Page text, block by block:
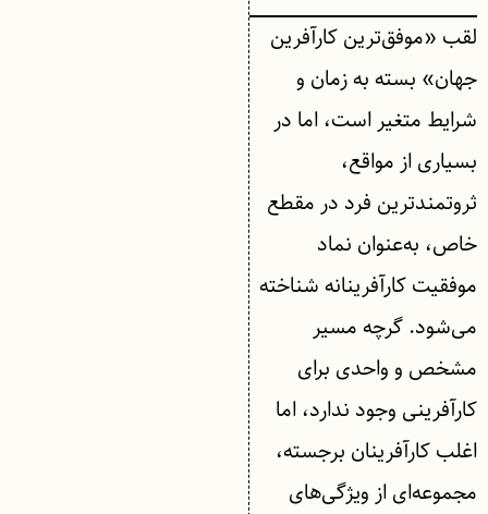
لقب «موفق‌ترین کارآفرین
جهان» بسته به زمان و
شرایط متغیر است، اما در
بسیاری از مواقع،
ثروتمندترین فرد در مقطع
خاص، به‌عنوان نماد
موفقیت کارآفرینانه شناخته
می‌شود. گرچه مسیر
مشخص و واحدی برای
کارآفرینی وجود ندارد، اما
اغلب کارآفرینان برجسته،
مجموعه‌ای از ویژگی‌های